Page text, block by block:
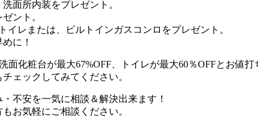
面所内装をプレゼント。
ント。
イレまたは、ビルトインガスコンロをプレゼント。
に！
化粧台が最大67%OFF、トイレが最大60％OFFとお値打
ェックしてみてください。
不安を一気に相談＆解決出来ます！
お気軽にご相談ください。